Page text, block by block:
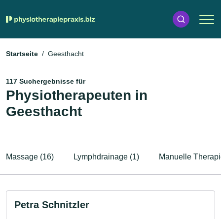
Startseite Geesthacht
117 Suchergebnisse für
Physiotherapeuten in
Geesthacht
Massage (16) Lymphdrainage (1) Manuelle
Petra Schnitzler